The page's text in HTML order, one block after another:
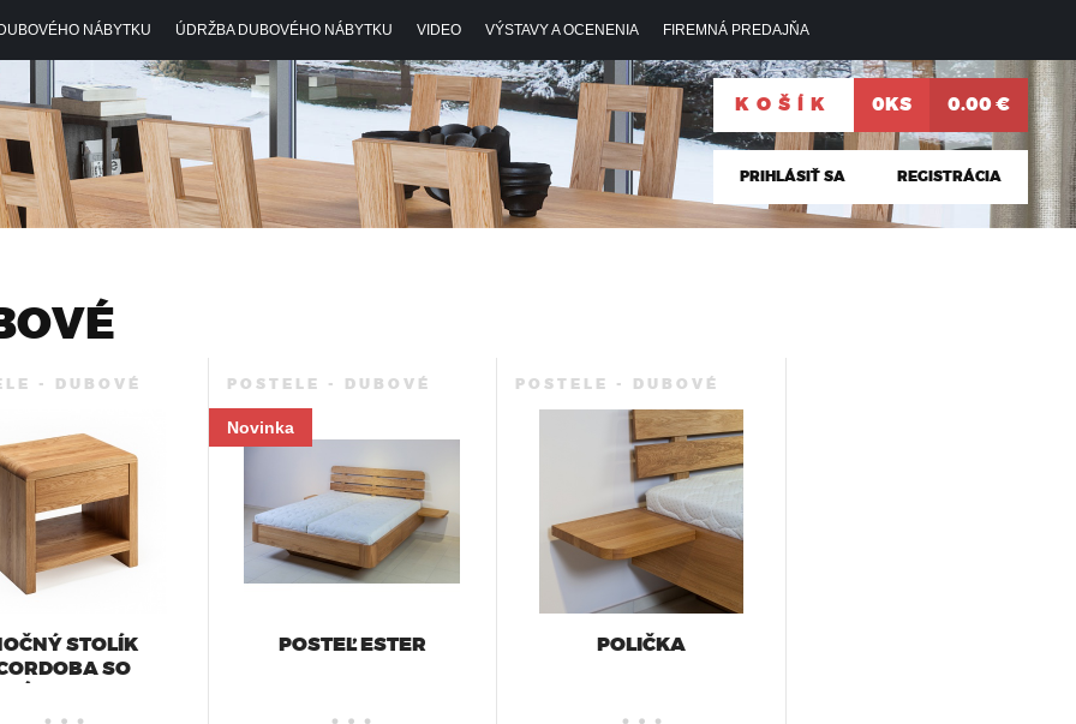
Jump to navigation
NÁBYTKU ÚDRŽBA DUBOVÉHO NÁBYTKU VIDEO VÝSTAVY A OCENENIA FIREMNÁ PREDAJŇA
KOŠÍK 0KS 0.00 €
PRIHLÁSIŤ SA REGISTRÁCIA
- DUBOVÉ
STOLÍK
SO
POSTELE - DUBOVÉ
POSTEĽ ESTER
Novinka
POSTELE - DUBOVÉ
POLIČKA